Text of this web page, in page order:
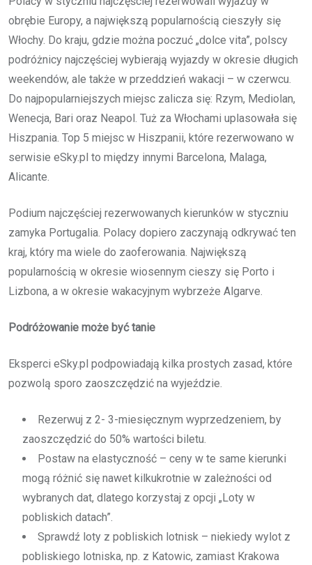
obrębie Europy, a największą popularnością cieszyły się
Włochy. Do kraju, gdzie można poczuć „dolce vita”, polscy
podróżnicy najczęściej wybierają wyjazdy w okresie długich
weekendów, ale także w przeddzień wakacji – w czerwcu.
Do najpopularniejszych miejsc zalicza się: Rzym, Mediolan,
Wenecja, Bari oraz Neapol. Tuż za Włochami uplasowała się
Hiszpania. Top 5 miejsc w Hiszpanii, które rezerwowano w
serwisie eSky.pl to między innymi Barcelona, Malaga,
Alicante.
Podium najczęściej rezerwowanych kierunków w styczniu
zamyka Portugalia. Polacy dopiero zaczynają odkrywać ten
kraj, który ma wiele do zaoferowania. Największą
popularnością w okresie wiosennym cieszy się Porto i
Lizbona, a w okresie wakacyjnym wybrzeże Algarve.
Podróżowanie może być tanie
Eksperci eSky.pl podpowiadają kilka prostych zasad, które
pozwolą sporo zaoszczędzić na wyjeździe.
Rezerwuj z 2- 3-miesięcznym wyprzedzeniem, by
zaoszczędzić do 50% wartości biletu.
Postaw na elastyczność – ceny w te same kierunki
mogą różnić się nawet kilkukrotnie w zależności od
wybranych dat, dlatego korzystaj z opcji „Loty w
pobliskich datach”.
Sprawdź loty z pobliskich lotnisk – niekiedy wylot z
pobliskiego lotniska, np. z Katowic, zamiast Krakowa